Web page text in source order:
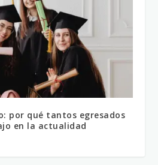
por qué tantos egresados
en la actualidad